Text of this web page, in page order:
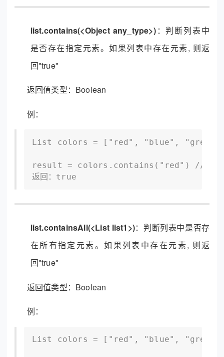
list.contains(<Object any_type>)：判断列表中
是否存在指定元素。如果列表中存在元素, 则返
回"true"
返回值类型：Boolean
例：
List colors = ["red", "blue",
result = colors.contains("red") //
返回：true
list.containsAll(<List list1>)：判断列表中是否存
在所有指定元素。如果列表中存在元素, 则返
回"true"
返回值类型：Boolean
例：
List colors = ["red", "blue",